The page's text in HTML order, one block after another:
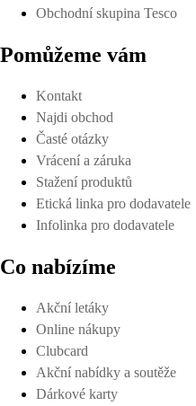
Obchodní skupina Tesco
Pomůžeme vám
Kontakt
Najdi obchod
Časté otázky
Vrácení a záruka
Stažení produktů
Etická linka pro dodavatele
Infolinka pro dodavatele
Co nabízíme
Akční letáky
Online nákupy
Clubcard
Akční nabídky a soutěže
Dárkové karty